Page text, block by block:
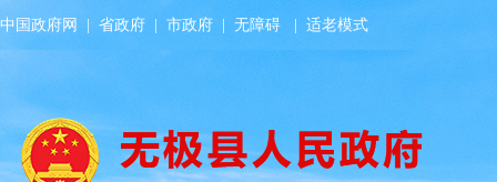
中国政府网 省政府 市政府 无障碍 适老模式